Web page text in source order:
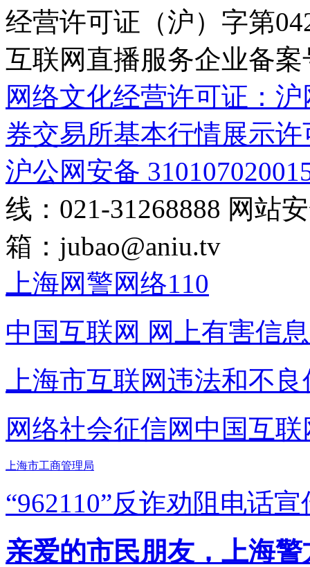
经营许可证（沪）字第
互联网直播服务企业备案
网络文化经营许可证：
券交易所基本行情展示许
沪公网安备
线：021-31268888 网站
箱： jubao@aniu.tv
上海网警网络110
中国互联网 网上有害信
上海市互联网违法和不
网络社会征信网 中国互
上海市工商管理局
“962110”反诈劝阻电话宣
亲爱的市民朋友，上海